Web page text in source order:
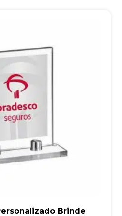
Brinde